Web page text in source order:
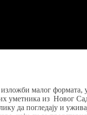
малог формата,
уметника из Новог
да погледају и